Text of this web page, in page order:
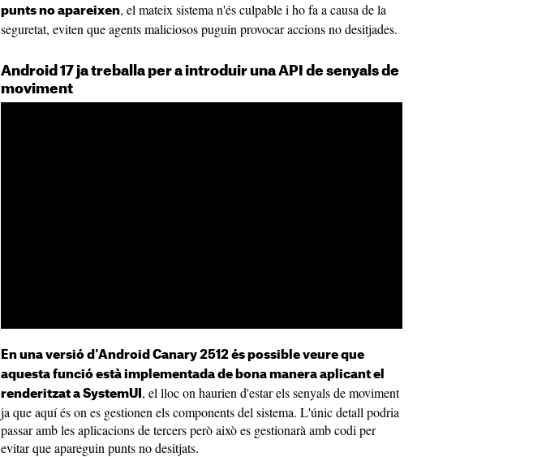
punts no apareixen, el mateix sistema n'és culpable i ho fa a causa de la
seguretat, eviten que agents maliciosos puguin provocar accions no desitjades.
Android 17 ja treballa per a introduir una API de senyals de
moviment
En una versió d'Android Canary 2512 és possible veure que
aquesta funció està implementada de bona manera aplicant el
renderitzat a SystemUI , el lloc on haurien d'estar els senyals de moviment
ja que aquí és on es gestionen els components del sistema. L'únic detall podria
passar amb les aplicacions de tercers però això es gestionarà amb codi per
evitar que apareguin punts no desitjats.